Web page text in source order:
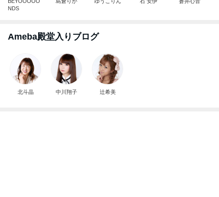
NDS
Ameba殿堂入りブログ
北斗晶 中川翔子 辻希美